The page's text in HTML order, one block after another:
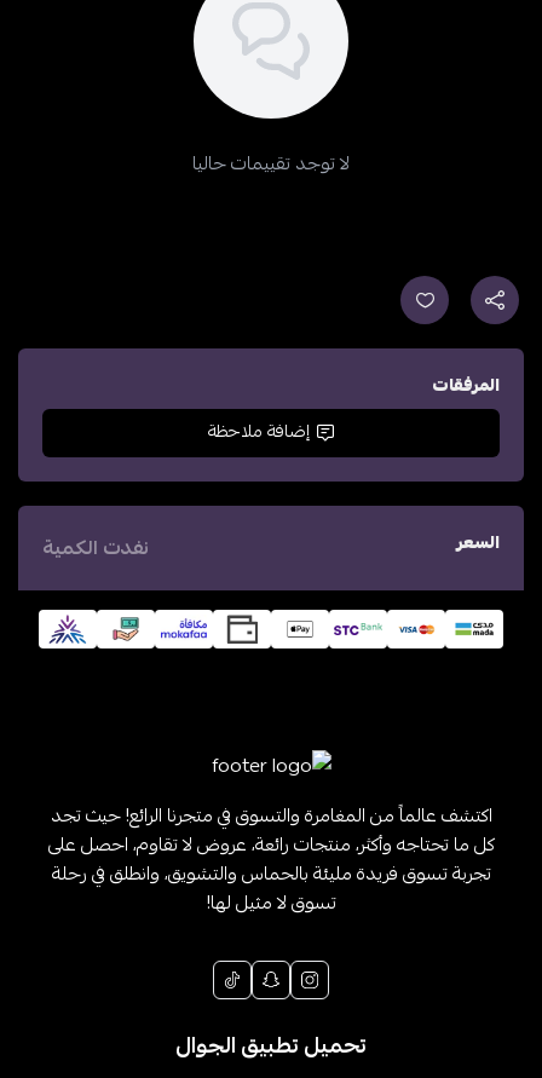
المرفقات
إضافة ملاحظة
السعر نفدت الكمية
لا توجد تقييمات حاليا
اكتشف عالماً من المغامرة والتسوق في متجرنا الرائع! حيث تجد
كل ما تحتاجه وأكثر، منتجات رائعة، عروض لا تقاوم، احصل على
تجربة تسوق فريدة مليئة بالحماس والتشويق، وانطلق في رحلة
تسوق لا مثيل لها!
تحميل تطبيق الجوال